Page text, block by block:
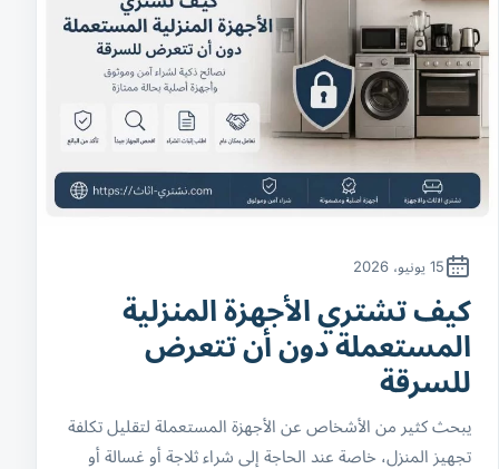
15 يونيو، 2026
كيف تشتري الأجهزة المنزلية
المستعملة دون أن تتعرض
للسرقة
يبحث كثير من الأشخاص عن الأجهزة المستعملة لتقليل تكلفة
تجهيز المنزل، خاصة عند الحاجة إلى شراء ثلاجة أو غسالة أو